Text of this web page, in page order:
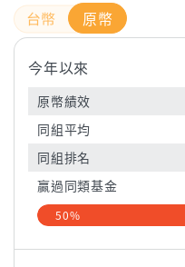
原幣
今年以來
原幣績效
同組平均
同組排名
贏過同類基金
50%